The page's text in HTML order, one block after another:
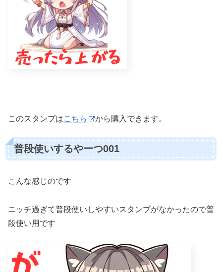
このスタンプはこちら から購入できます。
普段使いするやーつ001
こんな感じのです
ニッチ過ぎて普段使いしやすいスタンプがなかったので普
段使い用です